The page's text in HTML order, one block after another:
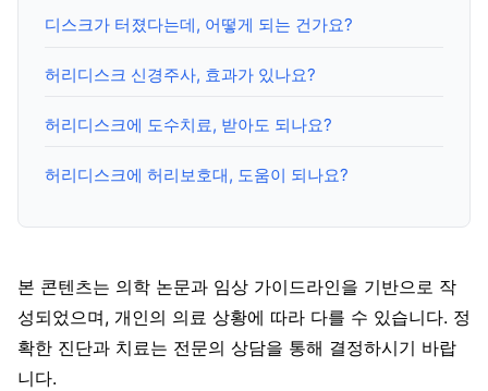
디스크가 터졌다는데, 어떻게 되는 건가요?
허리디스크 신경주사, 효과가 있나요?
허리디스크에 도수치료, 받아도 되나요?
허리디스크에 허리보호대, 도움이 되나요?
본 콘텐츠는 의학 논문과 임상 가이드라인을 기반으로 작
성되었으며, 개인의 의료 상황에 따라 다를 수 있습니다. 정
확한 진단과 치료는 전문의 상담을 통해 결정하시기 바랍
니다.